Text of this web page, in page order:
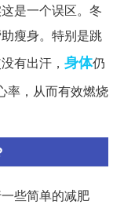
是一个误区。冬
瘦身。特别是跳
有出汗， 身体仍
率，从而有效燃烧
些简单的减肥